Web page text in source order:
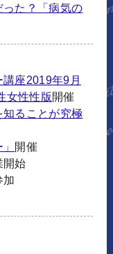
た？「病気の
座2019年9月
女性性版開催
知ることが究極
開催
開始
加